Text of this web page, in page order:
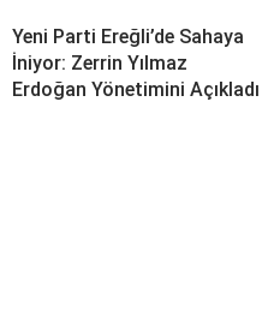
Yeni Parti Ereğli’de Sahaya
İniyor: Zerrin Yılmaz
Erdoğan Yönetimini Açıkladı